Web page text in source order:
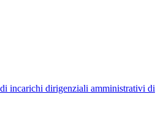
incarichi dirigenziali amministrativi di